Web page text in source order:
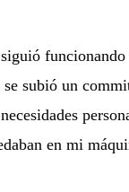
subió un
en mi